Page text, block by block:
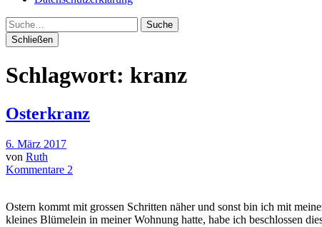
Suche
Schließen
Schlagwort: kranz
Osterkranz
6. März 2017
von Ruth
Kommentare 2
Ostern kommt mit grossen Schritten näher und sonst bin ich mit
kleines Blümelein in meiner Wohnung hatte, habe ich beschlossen